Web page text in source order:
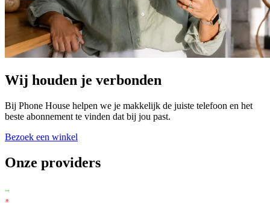
Wij houden je verbonden
Bij Phone House helpen we je makkelijk de juiste telefoon en het
beste abonnement te vinden dat bij jou past.
Bezoek een winkel
Onze providers